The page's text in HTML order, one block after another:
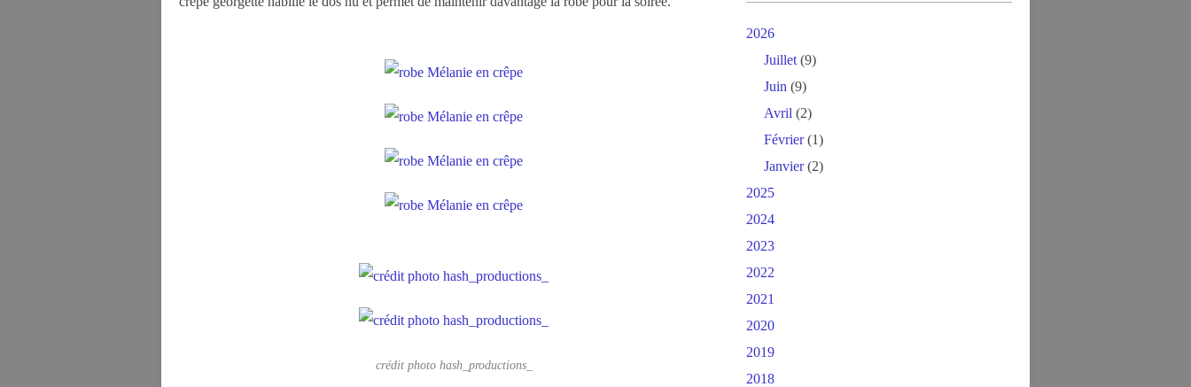
crédit photo hash_productions_
2026
Juillet (9)
Juin (9)
Avril (2)
Février(1)
Janvier(2)
2025
2024
2023
2022
2021
2020
2019
2018